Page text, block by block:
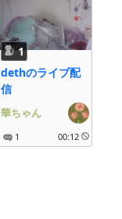
1
dethのライブ配
信
華ちゃん
1 00:12